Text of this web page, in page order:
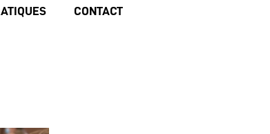
CONTACT